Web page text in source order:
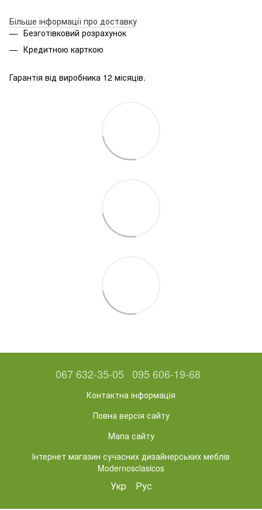
Більше інформації про доставку
Безготівковий розрахунок
Кредитною карткою
Гарантія від виробника 12 місяців.
067 632-35-05 095 606-19-68
Контактна інформація
Повна версія сайту
Мапа сайту
Інтернет магазин сучасних дизайнерських меблів
Modernosclasicos
Укр Рус